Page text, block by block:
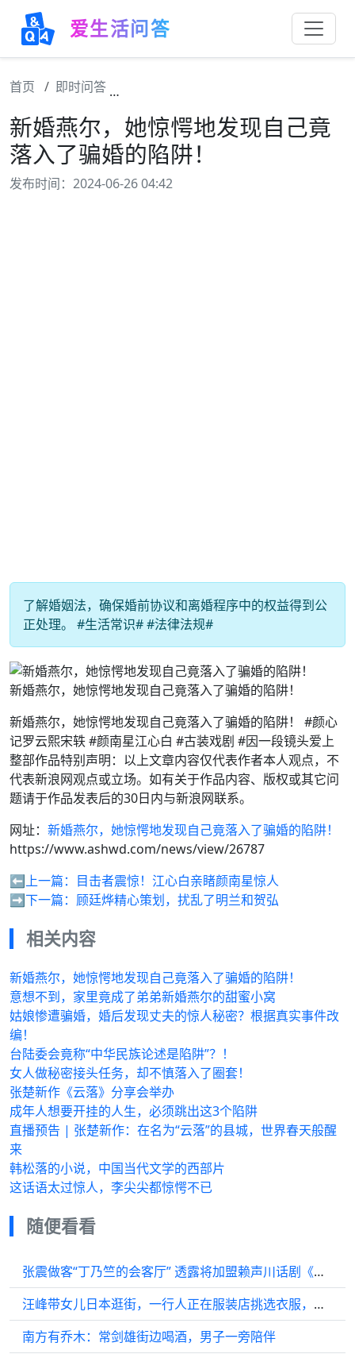
爱生活问答
首页 即时问答
新婚燕尔，她惊愕地发现自己竟
落入了骗婚的陷阱！
发布时间：2024-06-26 04:42
了解婚姻法，确保婚前协议和离婚程序中的权益得到公
正处理。 #生活常识# #法律法规#
新婚燕尔，她惊愕地发现自己竟落入了骗婚的陷阱！
新婚燕尔，她惊愕地发现自己竟落入了骗婚的陷阱！ #颜心
记罗云熙宋轶 #颜南星江心白 #古装戏剧 #因一段镜头爱上
整部作品特别声明：以上文章内容仅代表作者本人观点，不
代表新浪网观点或立场。如有关于作品内容、版权或其它问
题请于作品发表后的30日内与新浪网联系。
网址： 新婚燕尔，她惊愕地发现自己竟落入了骗婚的陷阱！
https://www.ashwd.com/news/view/26787
⬅️上一篇： 目击者震惊！江心白亲睹颜南星惊人
➡️下一篇： 顾廷烨精心策划，扰乱了明兰和贺弘
相关内容
新婚燕尔，她惊愕地发现自己竟落入了骗婚的陷阱！
意想不到，家里竟成了弟弟新婚燕尔的甜蜜小窝
姑娘惨遭骗婚，婚后发现丈夫的惊人秘密？根据真实事件改
编！
台陆委会竟称“中华民族论述是陷阱”？！
女人做秘密接头任务，却不慎落入了圈套！
张楚新作《云落》分享会举办
成年人想要开挂的人生，必须跳出这3个陷阱
直播预告 | 张楚新作：在名为“云落”的县城，世界春天般醒
来
韩松落的小说，中国当代文学的西部片
这话语太过惊人，李尖尖都惊愕不已
随便看看
张震做客“丁乃竺的会客厅” 透露将加盟赖声川话剧《江/云·之/间》
汪峰带女儿日本逛街，一行人正在服装店挑选衣服，小苹果穿白色短裙身材高挑…
南方有乔木：常剑雄街边喝酒，男子一旁陪伴